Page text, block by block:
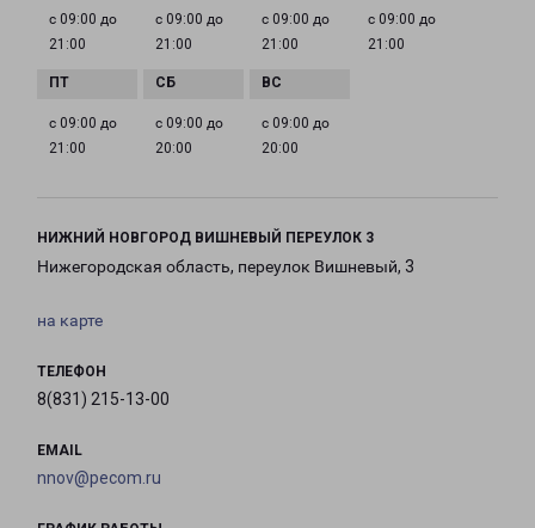
с 09:00 до
21:00
с 09:00 до
21:00
с 09:00 до
21:00
с 09:00 до
21:00
с 09:00 до
21:00
с 09:00 до
20:00
с 09:00 до
20:00
НИЖНИЙ НОВГОРОД ВИШНЕВЫЙ ПЕРЕУЛОК 3
Нижегородская область, переулок Вишневый, 3
на карте
ТЕЛЕФОН
8(831) 215-13-00
EMAIL
nnov@pecom.ru